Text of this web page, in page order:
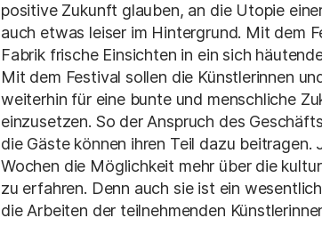
positive Zukunft glauben, an die Utopie
auch etwas leiser im Hintergrund. Mit dem
Fabrik frische Einsichten in ein sich
Mit dem Festival sollen die Künstlerinnen
weiterhin für eine bunte und menschliche
einzusetzen. So der Anspruch des
die Gäste können ihren Teil dazu
Wochen die Möglichkeit mehr über die
zu erfahren. Denn auch sie ist ein
die Arbeiten der teilnehmenden